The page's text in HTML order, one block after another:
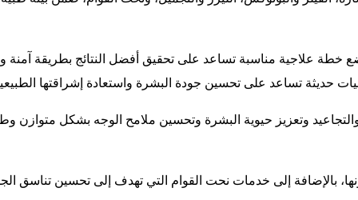
خطة علاجية مناسبة تساعد على تحقيق أفضل النتائج بطريقة
حديثة تساعد على تحسين جودة البشرة واستعادة إشراقتها
وتعزيز حيوية البشرة وتحسين ملامح الوجه بشكل متوازن
بالإضافة إلى خدمات نحت القوام التي تهدف إلى تحسين تناسق